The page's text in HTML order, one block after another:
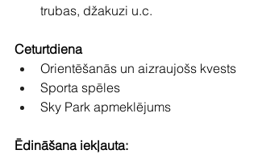
trubas, džakuzi u.c.
Ceturtdiena
Orientēšanās un aizraujošs kvests
Sporta spēles
Sky Park apmeklējums
Ēdināšana iekļauta: